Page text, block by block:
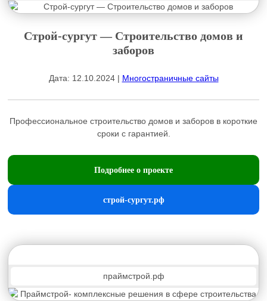
Строй-сургут — Строительство домов и
заборов
Дата: 12.10.2024 | Многостраничные сайты
Профессиональное строительство домов и заборов в короткие
сроки с гарантией.
Подробнее о проекте
строй-сургут.рф
праймстрой.рф